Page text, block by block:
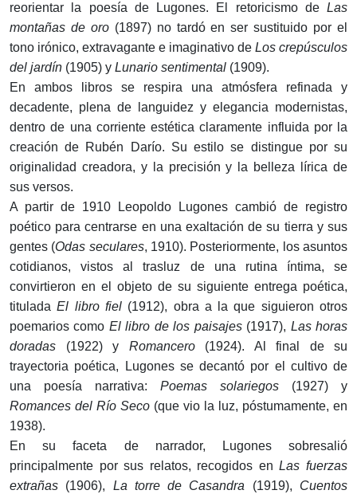
reorientar la poesía de Lugones. El retoricismo de Las
montañas de oro(1897) no tardó en ser sustituido por el
tono irónico, extravagante e imaginativo de Los crepúsculos
del jardín (1905) y Lunario sentimental (1909).
En ambos libros se respira una atmósfera refinada y
decadente, plena de languidez y elegancia modernistas,
dentro de una corriente estética claramente influida por la
creación de Rubén Darío. Su estilo se distingue por su
originalidad creadora, y la precisión y la belleza lírica de
sus versos.
A partir de 1910 Leopoldo Lugones cambió de registro
poético para centrarse en una exaltación de su tierra y sus
gentes (Odas seculares, 1910). Posteriormente, los asuntos
cotidianos, vistos al trasluz de una rutina íntima, se
convirtieron en el objeto de su siguiente entrega poética,
tituladaEl libro fiel(1912), obra a la que siguieron otros
poemarios como El libro de los paisajes(1917), Las horas
doradas (1922) y Romancero(1924). Al final de su
trayectoria poética, Lugones se decantó por el cultivo de
una poesía narrativa: Poemas solariegos (1927) y
Romances del Río Seco (que vio la luz, póstumamente, en
1938).
En su faceta de narrador, Lugones sobresalió
principalmente por sus relatos, recogidos enLas fuerzas
extrañas (1906), La torre de Casandra (1919), Cuentos